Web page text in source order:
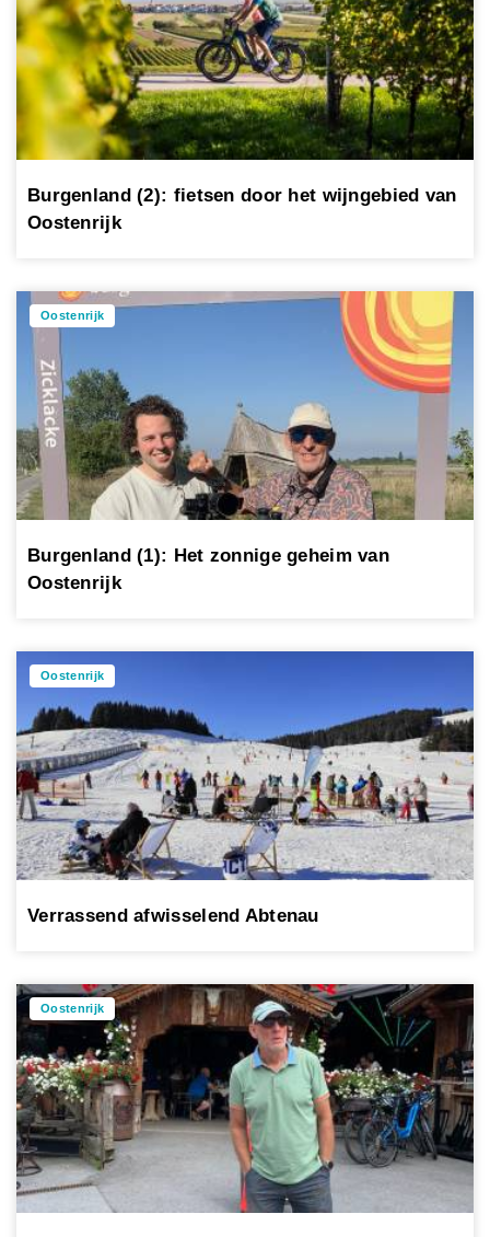
Burgenland (2): fietsen door het wijngebied van
Oostenrijk
Oostenrijk
Burgenland (1): Het zonnige geheim van
Oostenrijk
Oostenrijk
Verrassend afwisselend Abtenau
Oostenrijk